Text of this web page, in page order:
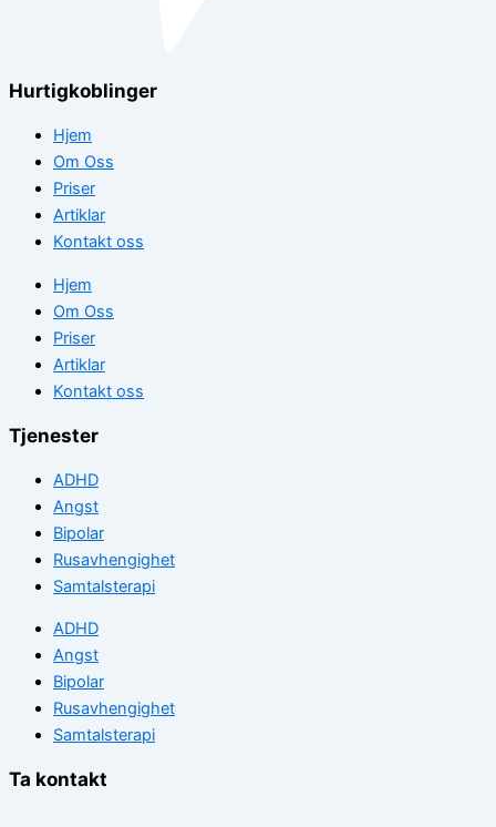
Hurtigkoblinger
Hjem
Om Oss
Priser
Artiklar
Kontakt oss
Hjem
Om Oss
Priser
Artiklar
Kontakt oss
Tjenester
ADHD
Angst
Bipolar
Rusavhengighet
Samtalsterapi
ADHD
Angst
Bipolar
Rusavhengighet
Samtalsterapi
Ta kontakt